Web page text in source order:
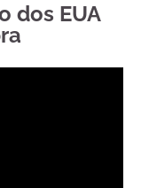
dos EUA